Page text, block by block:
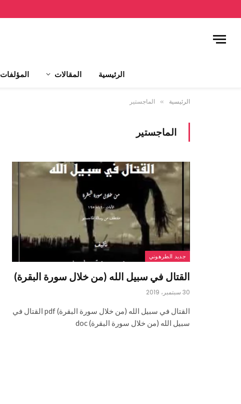
الرئيسية المقالات المؤلفات
الرئيسية » الماجستير
الماجستير
جديد الطرهوني
القتال في سبيل الله (من خلال سورة البقرة)
30 سبتمبر، 2019
القتال في سبيل الله (من خلال سورة البقرة) pdf القتال في
سبيل الله (من خلال سورة البقرة) doc